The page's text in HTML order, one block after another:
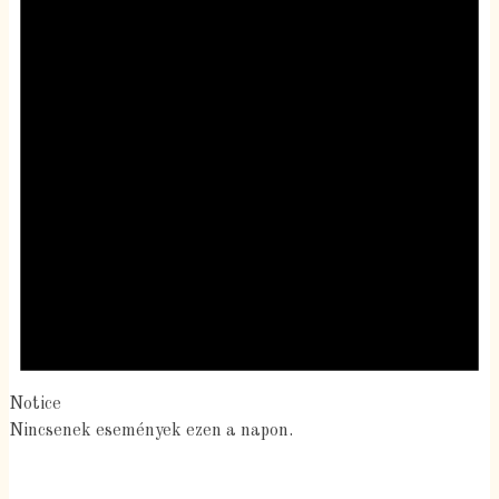
Notice
Nincsenek események ezen a napon.